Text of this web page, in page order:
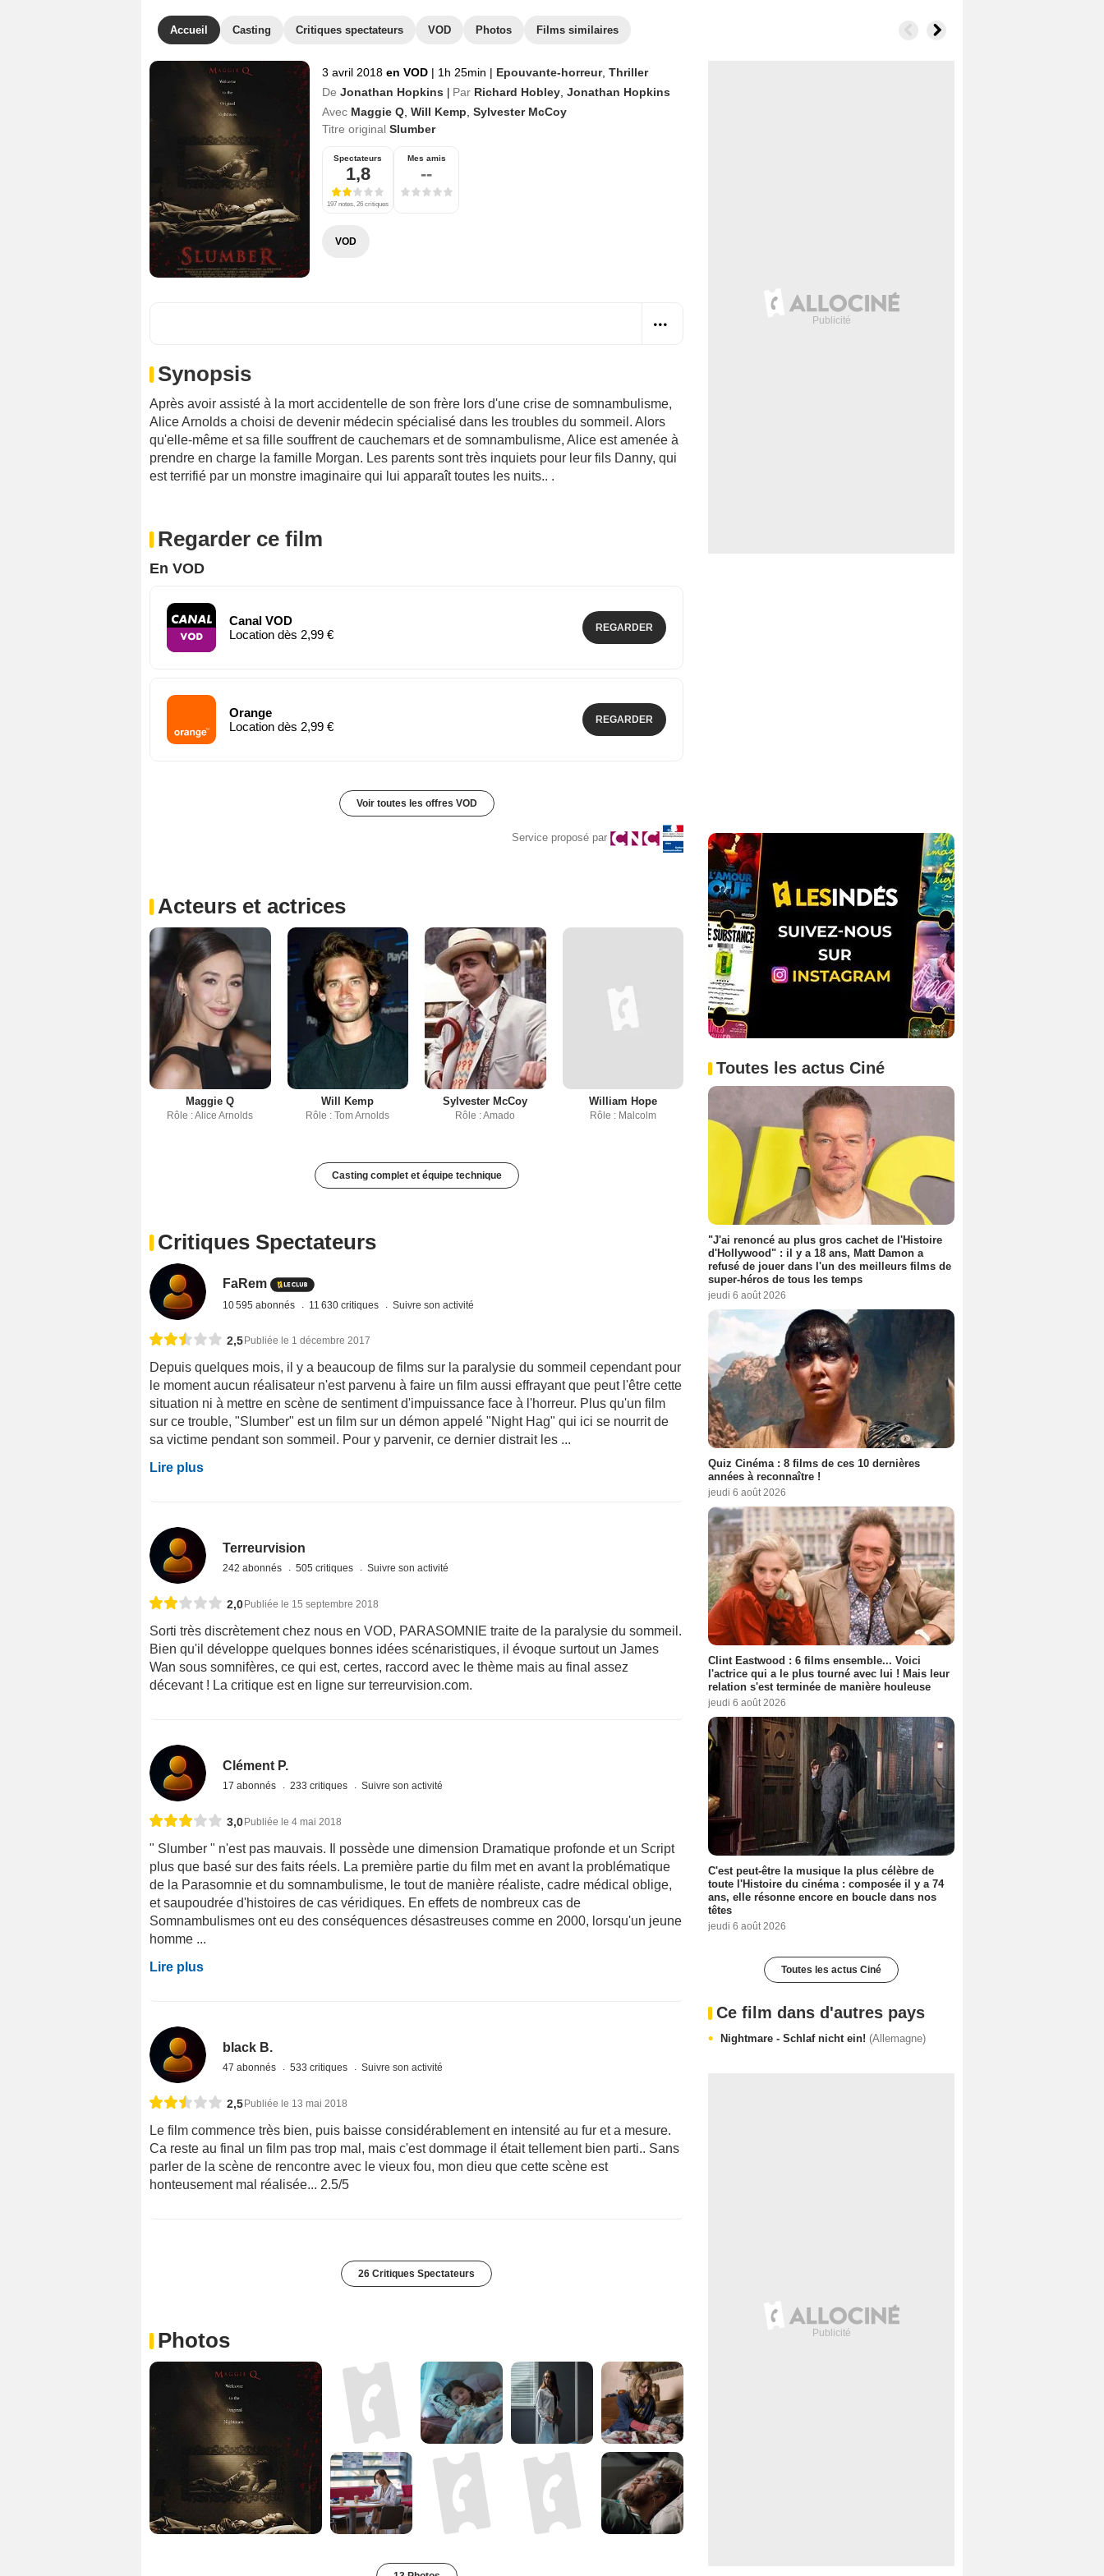
Accueil Casting Critiques spectateurs VOD Photos Films similaires
3 avril 2018 en VOD | 1h 25min | Epouvante-horreur, Thriller
De Jonathan Hopkins Par Richard Hobley Jonathan Hopkins
Avec Maggie Q Will Kemp Sylvester McCoy
Titre original Slumber
Spectateurs
1,8
197 notes, 26 critiques
Mes amis
--
VOD
Synopsis
Après avoir assisté à la mort accidentelle de son frère lors d'une crise de somnambulisme,
Alice Arnolds a choisi de devenir médecin spécialisé dans les troubles du sommeil. Alors
qu'elle-même et sa fille souffrent de cauchemars et de somnambulisme, Alice est amenée à
prendre en charge la famille Morgan. Les parents sont très inquiets pour leur fils Danny, qui
est terrifié par un monstre imaginaire qui lui apparaît toutes les nuits.. .
Regarder ce film
En VOD
Canal VOD
Location dès 2,99 €
REGARDER
Orange
Location dès 2,99 €
REGARDER
Voir toutes les offres VOD
Service proposé par
Acteurs et actrices
Maggie Q
Rôle : Alice Arnolds
Will Kemp
Rôle : Tom Arnolds
Sylvester McCoy
Rôle : Amado
William Hope
Rôle : Malcolm
Casting complet et équipe technique
Critiques Spectateurs
FaRem
10 595 abonnés 11 630 critiques Suivre son activité
2,5Publiée le 1 décembre 2017
Depuis quelques mois, il y a beaucoup de films sur la paralysie du sommeil cependant pour
le moment aucun réalisateur n'est parvenu à faire un film aussi effrayant que peut l'être cette
situation ni à mettre en scène de sentiment d'impuissance face à l'horreur. Plus qu'un film
sur ce trouble, "Slumber" est un film sur un démon appelé "Night Hag" qui ici se nourrit de
sa victime pendant son sommeil. Pour y parvenir, ce dernier distrait les ...
Lire plus
Terreurvision
242 abonnés 505 critiques Suivre son activité
2,0 Publiée le 15 septembre 2018
Sorti très discrètement chez nous en VOD, PARASOMNIE traite de la paralysie du sommeil.
Bien qu'il développe quelques bonnes idées scénaristiques, il évoque surtout un James
Wan sous somnifères, ce qui est, certes, raccord avec le thème mais au final assez
décevant ! La critique est en ligne sur terreurvision.com.
Clément P.
17 abonnés 233 critiques Suivre son activité
3,0 Publiée le 4 mai 2018
" Slumber " n'est pas mauvais. Il possède une dimension Dramatique profonde et un Script
plus que basé sur des faits réels. La première partie du film met en avant la problématique
de la Parasomnie et du somnambulisme, le tout de manière réaliste, cadre médical oblige,
et saupoudrée d'histoires de cas véridiques. En effets de nombreux cas de
Somnambulismes ont eu des conséquences désastreuses comme en 2000, lorsqu'un jeune
homme ...
Lire plus
black B.
47 abonnés 533 critiques Suivre son activité
2,5 Publiée le 13 mai 2018
Le film commence très bien, puis baisse considérablement en intensité au fur et a mesure.
Ca reste au final un film pas trop mal, mais c'est dommage il était tellement bien parti.. Sans
parler de la scène de rencontre avec le vieux fou, mon dieu que cette scène est
honteusement mal réalisée... 2.5/5
26 Critiques Spectateurs
Photos
Toutes les actus Ciné
"J'ai renoncé au plus gros cachet de l'Histoire
d'Hollywood" : il y a 18 ans, Matt Damon a
refusé de jouer dans l'un des meilleurs films de
super-héros de tous les temps
jeudi 6 août 2026
Quiz Cinéma : 8 films de ces 10 dernières
années à reconnaître !
jeudi 6 août 2026
Clint Eastwood : 6 films ensemble... Voici
l'actrice qui a le plus tourné avec lui ! Mais leur
relation s'est terminée de manière houleuse
jeudi 6 août 2026
C'est peut-être la musique la plus célèbre de
toute l'Histoire du cinéma : composée il y a 74
ans, elle résonne encore en boucle dans nos
têtes
jeudi 6 août 2026
Toutes les actus Ciné
Ce film dans d'autres pays
Nightmare - Schlaf nicht ein! (Allemagne)